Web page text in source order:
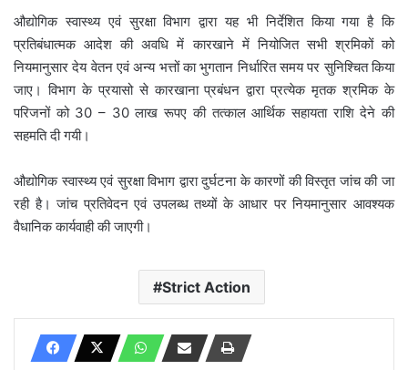
औद्योगिक स्वास्थ्य एवं सुरक्षा विभाग द्वारा यह भी निर्देशित किया गया है कि
प्रतिबंधात्मक आदेश की अवधि में कारखाने में नियोजित सभी श्रमिकों को
नियमानुसार देय वेतन एवं अन्य भत्तों का भुगतान निर्धारित समय पर सुनिश्चित किया
जाए। विभाग के प्रयासो से कारखाना प्रबंधन द्वारा प्रत्येक मृतक श्रमिक के
परिजनों को 30 – 30 लाख रूपए की तत्काल आर्थिक सहायता राशि देने की
सहमति दी गयी।
औद्योगिक स्वास्थ्य एवं सुरक्षा विभाग द्वारा दुर्घटना के कारणों की विस्तृत जांच की जा
रही है। जांच प्रतिवेदन एवं उपलब्ध तथ्यों के आधार पर नियमानुसार आवश्यक
वैधानिक कार्यवाही की जाएगी।
Strict Action